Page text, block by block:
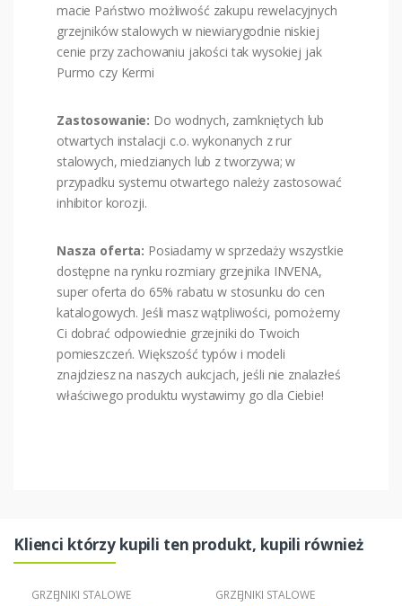
macie Państwo możliwość zakupu rewelacyjnych
grzejników stalowych w niewiarygodnie niskiej
cenie przy zachowaniu jakości tak wysokiej jak
Purmo czy Kermi
Zastosowanie: Do wodnych, zamkniętych lub
otwartych instalacji c.o. wykonanych z rur
stalowych, miedzianych lub z tworzywa; w
przypadku systemu otwartego należy zastosować
inhibitor korozji.
Nasza oferta: Posiadamy w sprzedaży wszystkie
dostępne na rynku rozmiary grzejnika INVENA,
super oferta do 65% rabatu w stosunku do cen
katalogowych. Jeśli masz wątpliwości, pomożemy
Ci dobrać odpowiednie grzejniki do Twoich
pomieszczeń. Większość typów i modeli
znajdziesz na naszych aukcjach, jeśli nie znalazłeś
właściwego produktu wystawimy go dla Ciebie!
Klienci którzy kupili ten produkt, kupili również
GRZEJNIKI STALOWE
GRZEJNIKI STALOWE